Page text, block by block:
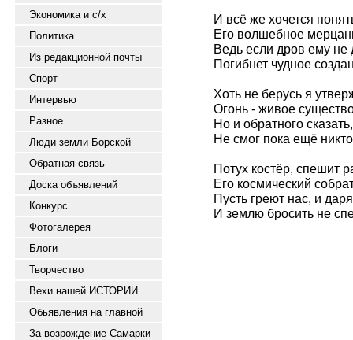
Экономика и с/х
Политика
Из редакционной почты
Спорт
Интервью
Разное
Люди земли Борской
Обратная связь
Доска объявлений
Конкурс
Фотогалерея
Блоги
Творчество
Вехи нашей ИСТОРИИ
Обьявления на главной
За возрождение Самарки
И всё же хочется
Его волшебное
Ведь если дров ему не
Погибнет чудное
Хоть не берусь я
Огонь - живое
Но и обратного сказать,
Не смог пока ещё
Потух костёр, спешит
Его космический
Пусть греют нас, и
И землю бросить не